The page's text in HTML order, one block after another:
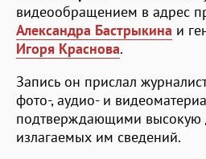
видеообращением в адрес
Александра Бастрыкина и
Игоря Краснова.
Запись он прислал
фото-, аудио- и
подтверждающими высокую
излагаемых им сведений.